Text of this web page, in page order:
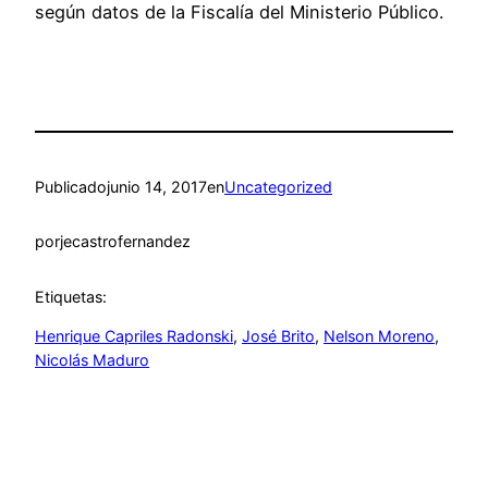
según datos de la Fiscalía del Ministerio Público.
Publicadojunio 14, 2017enUncategorized
porjecastrofernandez
Etiquetas:
Henrique Capriles Radonski, José Brito, Nelson Moreno
Nicolás Maduro